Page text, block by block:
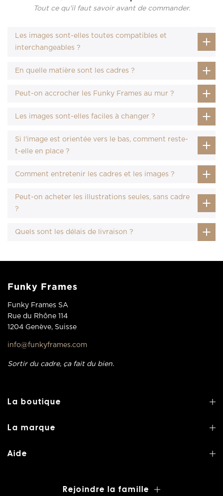
Tout ce qu'il faut savoir avant de commander.
Les images sont-elles toutes compatibles et
interchangeables ?
En quelle matière sont les cadres ?
Peut-on accrocher les Funky Frames au mur ?
Les images sont-elles faciles à changer ?
Si l'image est orientée vers le bas, comment reste-
t-elle en place ?
Comment entretenir les cadres et les images ?
Peut-on acheter les illustrations seules, sans cadre
?
Quels sont les délais de livraison ?
Funky Frames
Funky Frames SA
Rue du Rhône 114
1204 Genève, Suisse
info@funkyframes.com
Sortir du cadre, ça fait du bien.
La boutique
La marque
Aide
Rejoindre la famille